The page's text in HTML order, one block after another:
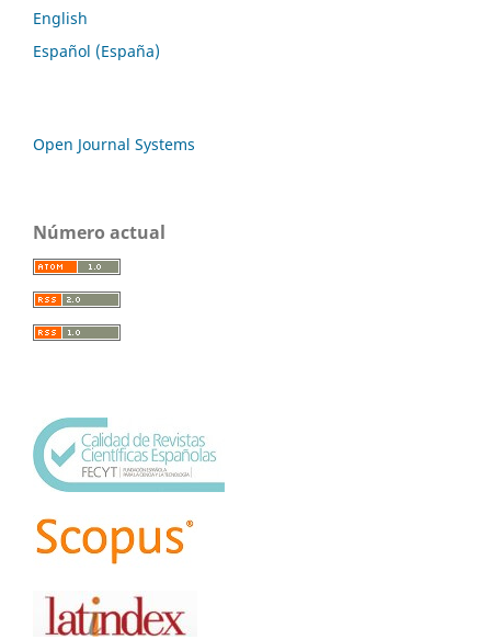
English
Español (España)
Open Journal Systems
Número actual